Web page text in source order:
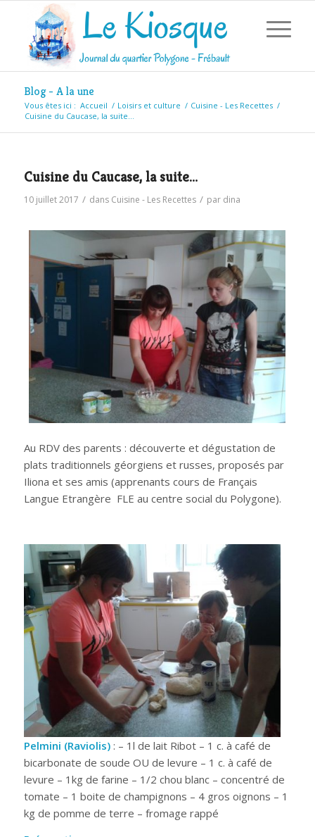
Blog - A la une
Vous êtes ici : Accueil / Loisirs et culture / Cuisine - Les Recettes /
Cuisine du Caucase, la suite…
Cuisine du Caucase, la suite…
10 juillet 2017 / dans Cuisine - Les Recettes / par dina
Au RDV des parents : découverte et dégustation de
plats traditionnels géorgiens et russes, proposés par
Iliona et ses amis (apprenants cours de Français
Langue Etrangère FLE au centre social du Polygone).
Pelmini (Raviolis): – 1l de lait Ribot – 1 c. à café de
bicarbonate de soude OU de levure – 1 c. à café de
levure – 1kg de farine – 1/2 chou blanc – concentré de
tomate – 1 boite de champignons – 4 gros oignons – 1
kg de pomme de terre – fromage rappé